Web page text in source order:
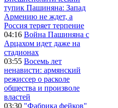
тупик Пашиняна: Запад
Армению не ждет, а
Россия теряет терпение
04:16 Война Пашиняна с
Арцахом идет даже на
стадионах
03:55 Восемь лет
ненависти: армянский
режиссер о расколе
общества и произволе
властей
03:30 "Фабрика фейков"